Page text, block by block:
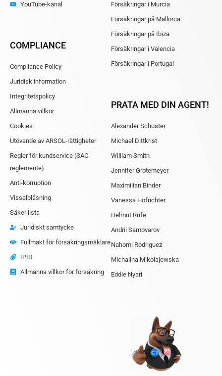
YouTube-kanal
COMPLIANCE
Compliance Policy
Juridisk information
Integritetspolicy
Allmänna villkor
Cookies
Utövande av ARSOL-rättigheter
Regler för kundservice (SAC-
reglemente)
Anti-korruption
Visselblåsning
Säker lista
Juridiskt samtycke
Fullmakt för försäkringsmäklare
IPID
Allmänna villkor för försäkring
Försäkringar i Murcia
Försäkringar på Mallorca
Försäkringar på Ibiza
Försäkringar i Valencia
Försäkringar i Portugal
PRATA MED DIN AGENT!
Alexander Schuster
Michael Dittkrist
William Smith
Jennifer Grotemeyer
Maximilian Binder
Vanessa Hofrichter
Helmut Rufe
Andrii Samovarov
Nahomi Rodriguez
Michalina Mikolajewska
Eddie Nyari